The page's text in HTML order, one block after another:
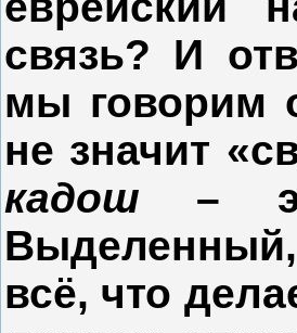
связь? И
мы говорим
не значит
кадош –
всё, что